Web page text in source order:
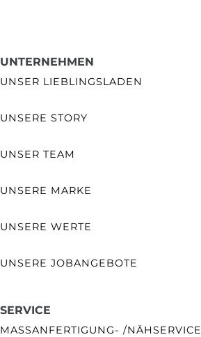
UNTERNEHMEN
UNSER LIEBLINGSLADEN
UNSERE STORY
UNSER TEAM
UNSERE MARKE
UNSERE WERTE
UNSERE JOBANGEBOTE
SERVICE
MASSANFERTIGUNG- /NÄHSERVICE